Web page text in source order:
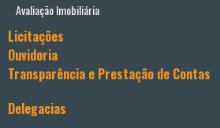
Avaliação Imobiliária
Licitações
Ouvidoria
Transparência e Prestação de Contas
Delegacias